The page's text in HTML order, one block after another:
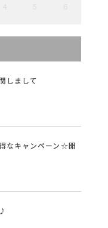
しまして
なキャンペーン☆開